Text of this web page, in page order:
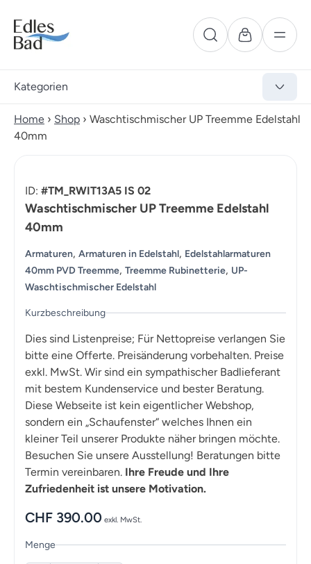
Kategorien
Home › Shop › Waschtischmischer UP Treemme Edelstahl
40mm
ID: #TM_RWIT13A5 IS 02
Waschtischmischer UP Treemme Edelstahl
40mm
Armaturen, Armaturen in Edelstahl, Edelstahlarmaturen
40mm PVD Treemme, Treemme Rubinetterie, UP-
Waschtischmischer Edelstahl
Kurzbeschreibung
Dies sind Listenpreise; Für Nettopreise verlangen Sie
bitte eine Offerte. Preisänderung vorbehalten. Preise
exkl. MwSt. Wir sind ein sympathischer Badlieferant
mit bestem Kundenservice und bester Beratung.
Diese Webseite ist kein eigentlicher Webshop,
sondern ein „Schaufenster“ welches Ihnen ein
kleiner Teil unserer Produkte näher bringen möchte.
Besuchen Sie unsere Ausstellung! Beratungen bitte
Termin vereinbaren. Ihre Freude und Ihre
Zufriedenheit ist unsere Motivation.
CHF 390.00 exkl. MwSt.
Menge